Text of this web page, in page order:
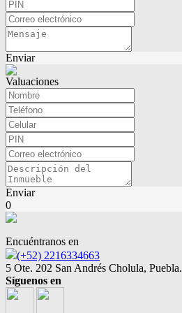
Enviar
Valuaciones
Enviar
0
Encuéntranos en
(+52) 2216334663
5 Ote. 202 San Andrés Cholula, Puebla.
Síguenos en